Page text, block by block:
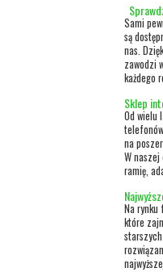
Sami
są
nas.
zawodzi
każdego
Sklep
Od wielu
na
W
ramię,
Na rynku
które